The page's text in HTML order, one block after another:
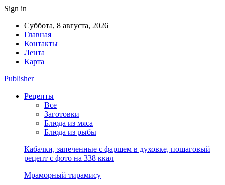
Sign in
Суббота, 8 августа, 2026
Главная
Контакты
Лента
Карта
Publisher
Рецепты
Все
Заготовки
Блюда из мяса
Блюда из рыбы
Кабачки, запеченные с фаршем в духовке, пошаговый
рецепт с фото на 338 ккал
Мраморный тирамису